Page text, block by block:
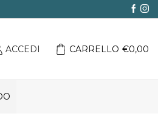
ACCEDI CARRELLO €0,00